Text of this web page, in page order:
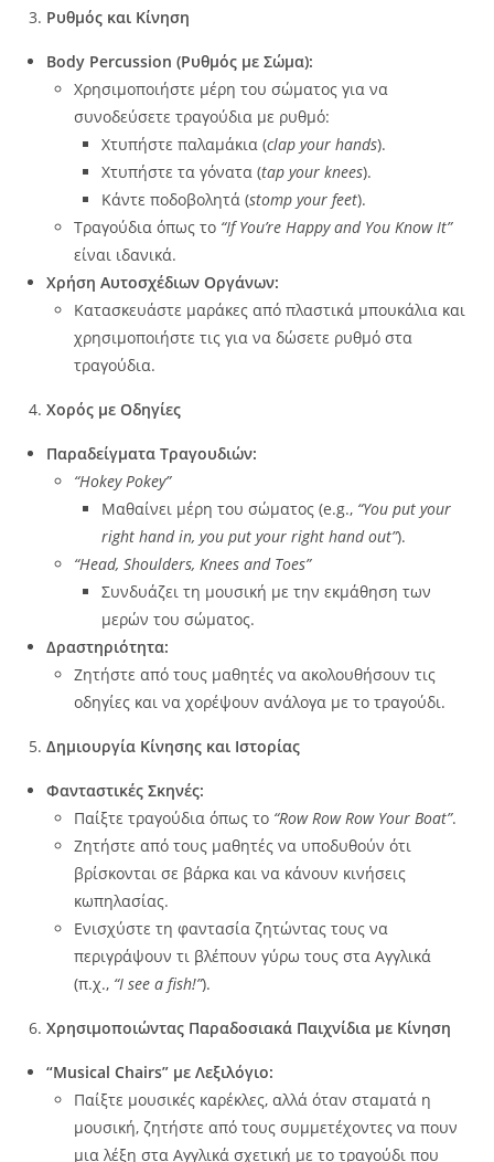
Ρυθμός και Κίνηση
Body Percussion (Ρυθμός με Σώμα):
Χρησιμοποιήστε μέρη του σώματος για να
συνοδεύσετε τραγούδια με ρυθμό:
Χτυπήστε παλαμάκια (clap your hands).
Χτυπήστε τα γόνατα (tap your knees).
Κάντε ποδοβολητά (stomp your feet).
Τραγούδια όπως το “If You’re Happy and You Know It”
είναι ιδανικά.
Χρήση Αυτοσχέδιων Οργάνων:
Κατασκευάστε μαράκες από πλαστικά μπουκάλια και
χρησιμοποιήστε τις για να δώσετε ρυθμό στα
τραγούδια.
Χορός με Οδηγίες
Παραδείγματα Τραγουδιών:
“Hokey Pokey”
Μαθαίνει μέρη του σώματος (e.g., “You put your
right hand in, you put your right hand out”).
“Head, Shoulders, Knees and Toes”
Συνδυάζει τη μουσική με την εκμάθηση των
μερών του σώματος.
Δραστηριότητα:
Ζητήστε από τους μαθητές να ακολουθήσουν τις
οδηγίες και να χορέψουν ανάλογα με το τραγούδι.
Δημιουργία Κίνησης και Ιστορίας
Φανταστικές Σκηνές:
Παίξτε τραγούδια όπως το “Row Row Row Your Boat”.
Ζητήστε από τους μαθητές να υποδυθούν ότι
βρίσκονται σε βάρκα και να κάνουν κινήσεις
κωπηλασίας.
Ενισχύστε τη φαντασία ζητώντας τους να
περιγράψουν τι βλέπουν γύρω τους στα Αγγλικά
(π.χ., “I see a fish!”).
Χρησιμοποιώντας Παραδοσιακά Παιχνίδια με Κίνηση
“Musical Chairs” με Λεξιλόγιο:
Παίξτε μουσικές καρέκλες, αλλά όταν σταματά η
μουσική, ζητήστε από τους συμμετέχοντες να πουν
μια λέξη στα Αγγλικά σχετική με το τραγούδι που